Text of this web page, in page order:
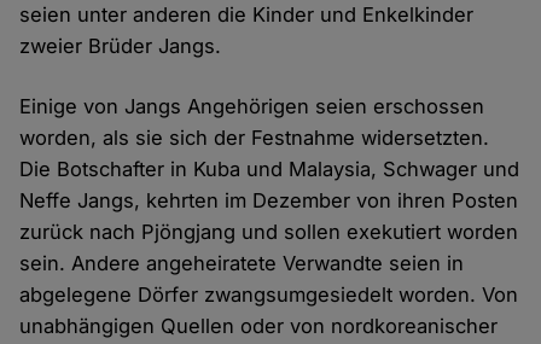
seien unter anderen die Kinder und Enkelkinder
zweier Brüder Jangs.
Einige von Jangs Angehörigen seien erschossen
worden, als sie sich der Festnahme widersetzten.
Die Botschafter in Kuba und Malaysia, Schwager und
Neffe Jangs, kehrten im Dezember von ihren Posten
zurück nach Pjöngjang und sollen exekutiert worden
sein. Andere angeheiratete Verwandte seien in
abgelegene Dörfer zwangsumgesiedelt worden. Von
unabhängigen Quellen oder von nordkoreanischer